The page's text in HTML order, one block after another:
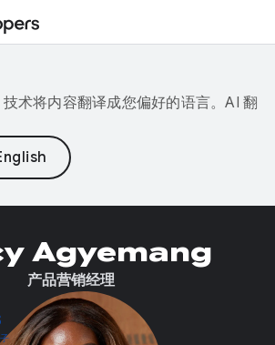
术将内容翻译成您偏好的语言。AI 翻
Agyemang
产品营销经理